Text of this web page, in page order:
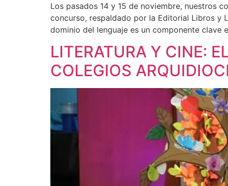
Los pasados 14 y 15 de noviembre, nuestros
concurso, respaldado por la Editorial Libros y
dominio del lenguaje es un componente clave
LITERATURA Y CINE:
COLEGIOS